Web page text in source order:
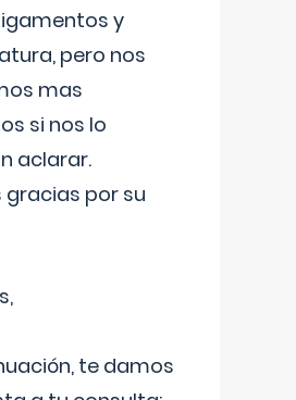
y
pero nos
mas
si nos lo
aclarar.
gracias por su
te damos